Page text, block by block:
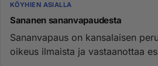
KÖYHIEN ASIALLA
Sananen sananvapaudesta
Sananvapaus on kansalaisen
oikeus ilmaista ja vastaanottaa